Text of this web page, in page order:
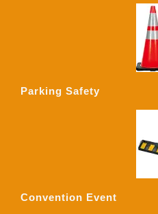
Parking Safety
Convention Event